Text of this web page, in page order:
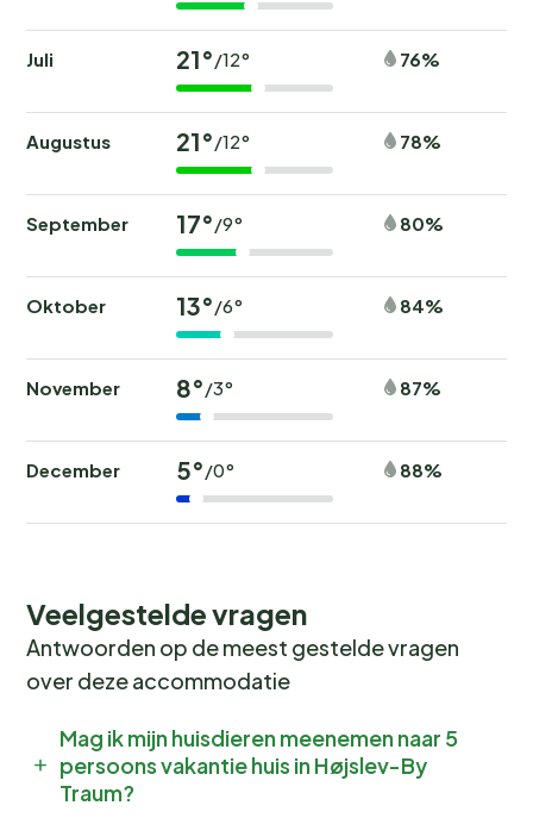
Juli 21°/12° 76%
Augustus 21°/12° 78%
September 17°/9° 80%
Oktober 13°/6° 84%
November 8°/3° 87%
December 5°/0° 88%
Veelgestelde vragen
Antwoorden op de meest gestelde vragen
over deze accommodatie
Mag ik mijn huisdieren meenemen naar 5
persoons vakantie huis in Højslev-By
Traum?